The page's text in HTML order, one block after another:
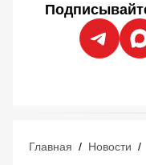
Главная / Новости /